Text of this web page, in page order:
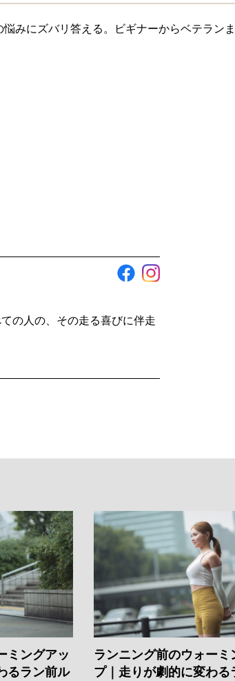
みにズバリ答える。ビギナーからベテランま
の人の、その走る喜びに伴走
ミングアッ
るラン前ル
ランニング前のウォーミ
プ｜走りが劇的に変わる